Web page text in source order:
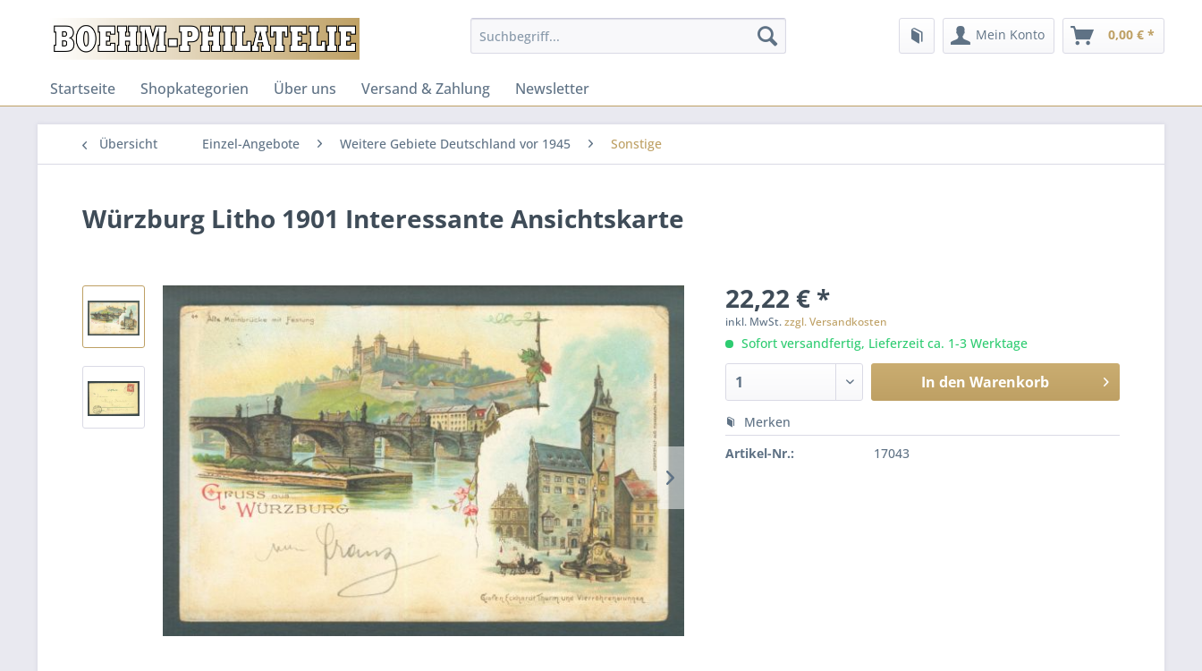
Mein Konto 0,00 € *
Startseite Shopkategorien Über uns Versand & Zahlung Newsletter
Übersicht Einzel-Angebote Weitere Gebiete Deutschland vor 1945 Sonstige
Würzburg Litho 1901 Interessante Ansichtskarte
22,22 € *
inkl. MwSt.zzgl. Versandkosten
Sofort versandfertig, Lieferzeit ca. 1-3 Werktage
In den Warenkorb
Merken
Artikel-Nr.:
17043